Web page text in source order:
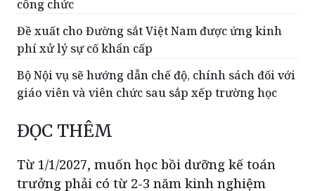
định về tố cáo trong Quân đội
Quy định mới về tuyển dụng, sử dụng và quản lý
công chức
Đề xuất cho Đường sắt Việt Nam được ứng kinh
phí xử lý sự cố khẩn cấp
Bộ Nội vụ sẽ hướng dẫn chế độ, chính sách đối với
giáo viên và viên chức sau sắp xếp trường học
ĐỌC THÊM